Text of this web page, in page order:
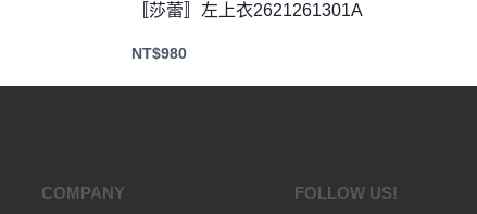
〚莎蕾〛左上衣2621261301A
NT$980
COMPANY FOLLOW US!